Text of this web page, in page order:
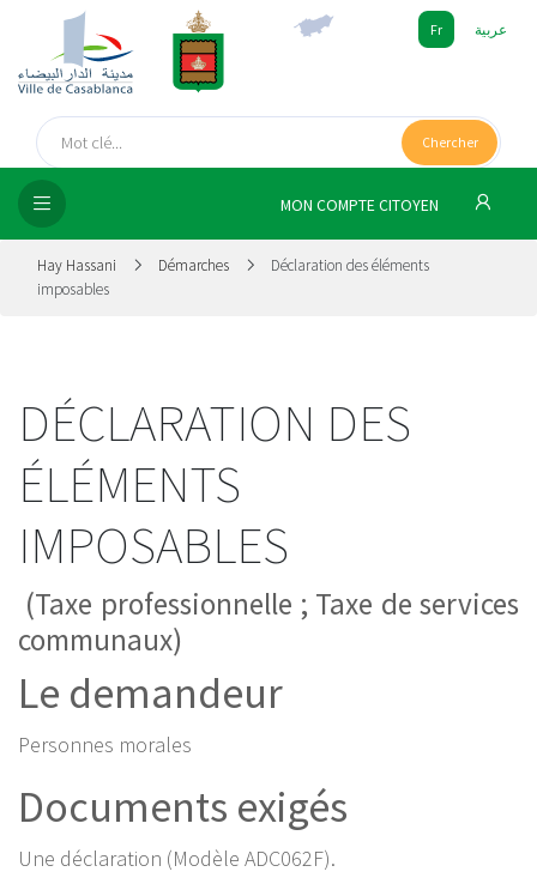
Fr عربية
Chercher
MON COMPTE CITOYEN
Hay Hassani Démarches
Déclaration des éléments
imposables
DÉCLARATION DES
ÉLÉMENTS
IMPOSABLES
(Taxe professionnelle ; Taxe de services
communaux)
Le demandeur
Personnes morales
Documents exigés
Une déclaration (Modèle ADC062F).